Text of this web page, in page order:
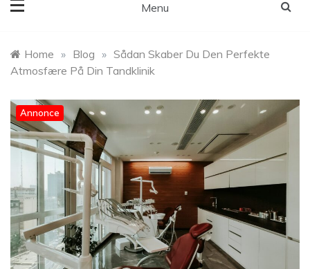
Menu
Home » Blog » Sådan Skaber Du Den Perfekte
Atmosfære På Din Tandklinik
Annonce